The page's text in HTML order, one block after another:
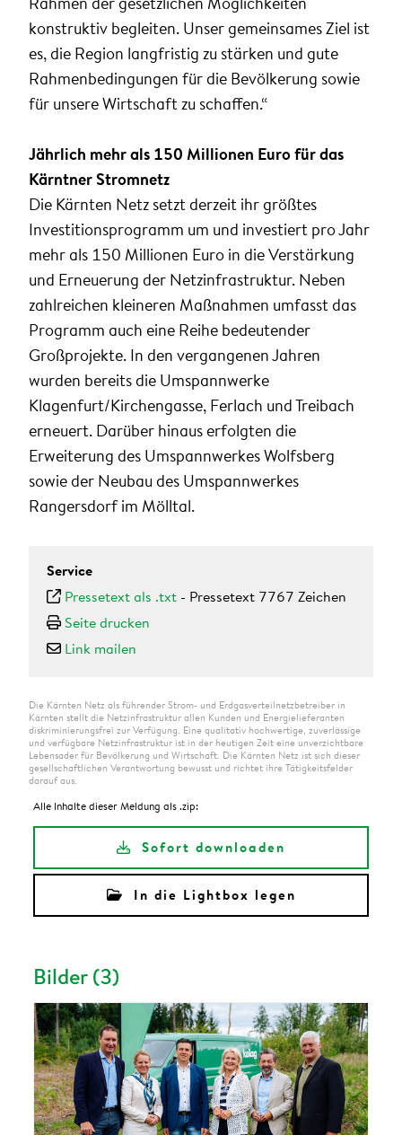
konstruktiv begleiten. Unser gemeinsames Ziel ist
es, die Region langfristig zu stärken und gute
Rahmenbedingungen für die Bevölkerung sowie
für unsere Wirtschaft zu schaffen.“
Jährlich mehr als 150 Millionen Euro für das
Kärntner Stromnetz
Die Kärnten Netz setzt derzeit ihr größtes
Investitionsprogramm um und investiert pro Jahr
mehr als 150 Millionen Euro in die Verstärkung
und Erneuerung der Netzinfrastruktur. Neben
zahlreichen kleineren Maßnahmen umfasst das
Programm auch eine Reihe bedeutender
Großprojekte. In den vergangenen Jahren
wurden bereits die Umspannwerke
Klagenfurt/Kirchengasse, Ferlach und Treibach
erneuert. Darüber hinaus erfolgten die
Erweiterung des Umspannwerkes Wolfsberg
sowie der Neubau des Umspannwerkes
Rangersdorf im Mölltal.
Service
Pressetext als .txt - Pressetext 7767 Zeichen
Seite drucken
Link mailen
Die Kärnten Netz als führender Strom- und Erdgasverteilnetzbetreiber in
Kärnten stellt die Netzinfrastruktur allen Kunden und Energielieferanten
diskriminierungsfrei zur Verfügung. Eine qualitativ hochwertige, zuverlässige
und verfügbare Netzinfrastruktur ist in der heutigen Zeit eine unverzichtbare
Lebensader für Bevölkerung und Wirtschaft. Die Kärnten Netz ist sich dieser
gesellschaftlichen Verantwortung bewusst und richtet ihre Tätigkeitsfelder
darauf aus.
Alle Inhalte dieser Meldung als .zip:
Sofort downloaden
In die Lightbox legen
Bilder (3)